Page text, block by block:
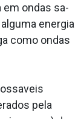
em ondas sa­
energia
como ondas
pela